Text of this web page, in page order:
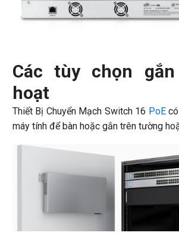
Các tùy chọn
hoạt
Thiết Bị Chuyển Mạch Switch 16 PoEcó
máy tính để bàn hoặc gắn trên tường